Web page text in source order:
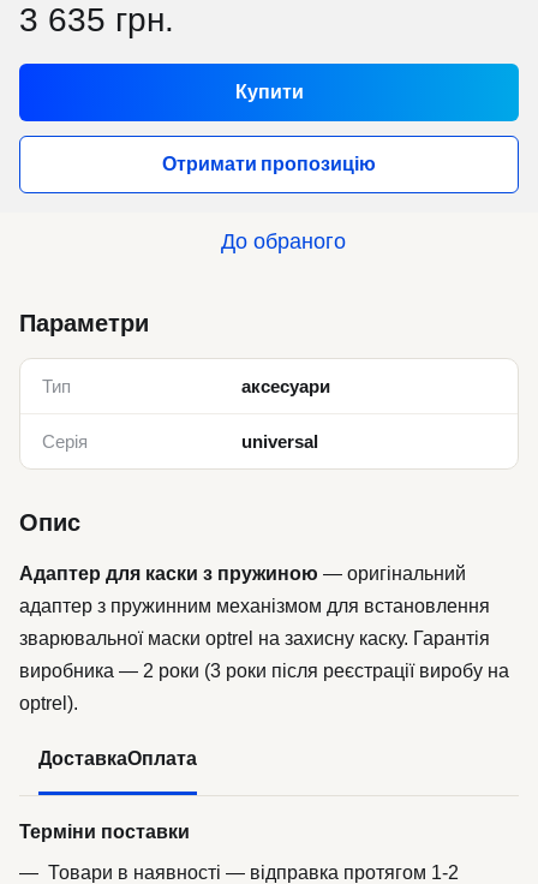
3 635 грн.
Купити
Отримати пропозицію
До обраного
Параметри
Тип аксесуари
Серія universal
Опис
Адаптер для каски з пружиною — оригінальний
адаптер з пружинним механізмом для встановлення
зварювальної маски optrel на захисну каску. Гарантія
виробника — 2 роки (3 роки після реєстрації виробу на
optrel).
ДоставкаОплата
Терміни поставки
Товари в наявності — відправка протягом 1-2